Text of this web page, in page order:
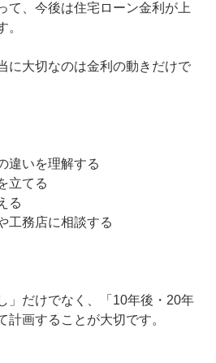
て、今後は住宅ローン金利が上
。
に大切なのは金利の動きだけで
違いを理解する
立てる
る
工務店に相談する
」だけでなく、「10年後・20年
計画することが大切です。